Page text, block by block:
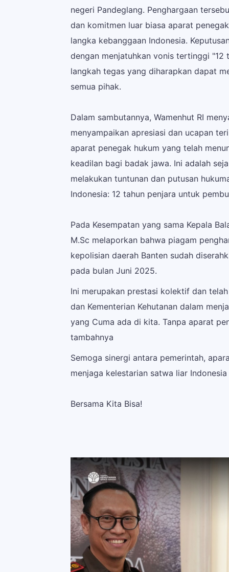
negeri Pandeglang. Penghargaan
dan komitmen luar biasa aparat
langka kebanggaan Indonesia.
dengan menjatuhkan vonis tertinggi "12
langkah tegas yang diharapkan dapat
semua pihak.
Dalam sambutannya, Wamenhut RI
menyampaikan apresiasi dan ucapan
aparat penegak hukum yang telah
keadilan bagi badak jawa. Ini adalah
melakukan tuntunan dan putusan
Indonesia: 12 tahun penjara untuk
Pada Kesempatan yang sama Kepala
M.Sc melaporkan bahwa piagam
kepolisian daerah Banten sudah
pada bulan Juni 2025.
Ini merupakan prestasi kolektif dan
dan Kementerian Kehutanan dalam
yang Cuma ada di kita. Tanpa aparat
tambahnya
Semoga sinergi antara pemerintah,
menjaga kelestarian satwa liar
Bersama Kita Bisa!